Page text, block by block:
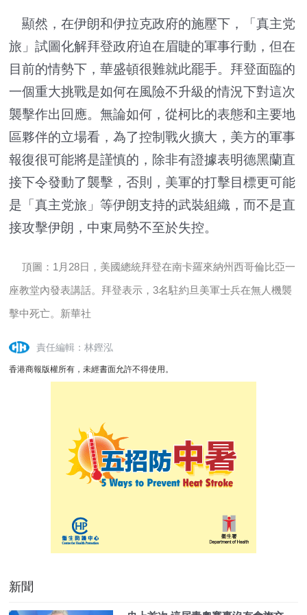
顯然，在伊朗和伊拉克政府的施壓下，「真主党
旅」試圖化解拜登政府迫在眉睫的軍事行動，但在
目前的情勢下，華盛頓很難就此罷手。拜登面臨的
一個重大挑戰是如何在風險不升級的情況下對這次
襲擊作出回應。無論如何，從柯比的表態和主要地
區夥伴的立場看，為了控制戰火擴大，美方的軍事
報復很可能將是謹慎的，除非有證據表明德黑蘭直
接下令發動了襲擊，否則，美軍的打擊目標更可能
是「真主党旅」等伊朗支持的武裝組織，而不是直
接攻擊伊朗，中東局勢不至於失控。
頂圖：1月28日，美國總統拜登在南卡羅來納州西哥倫比亞一
座教堂內發表講話。拜登表示，3名駐約旦美軍士兵在無人機襲
擊中死亡。新華社
責任編輯：林鏗泓
香港商報版權所有，未經書面允許不得使用。
新聞